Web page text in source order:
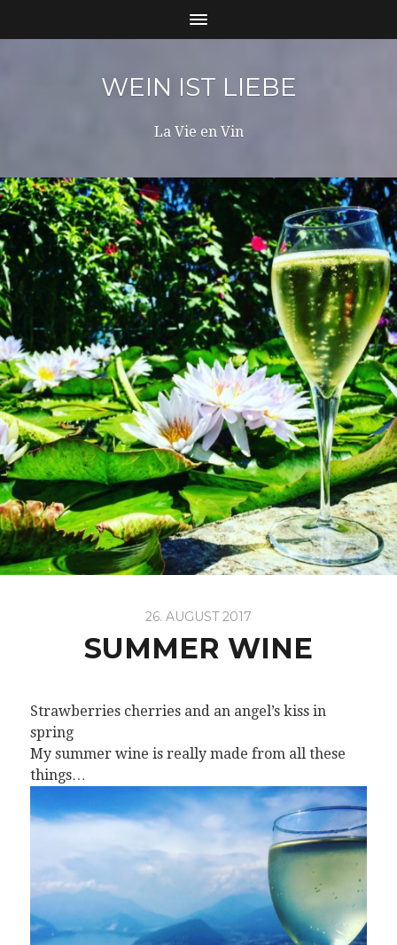
WEIN IST LIEBE
La Vie en Vin
26. AUGUST 2017
SUMMER WINE
Strawberries cherries and an angel’s kiss in
spring
My summer wine is really made from all these
things…